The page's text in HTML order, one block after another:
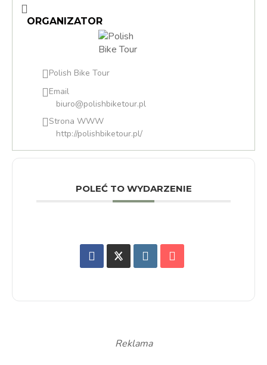
ORGANIZATOR
Polish Bike Tour
Email
biuro@polishbiketour.pl
Strona WWW
http://polishbiketour.pl/
POLEĆ TO WYDARZENIE
Reklama